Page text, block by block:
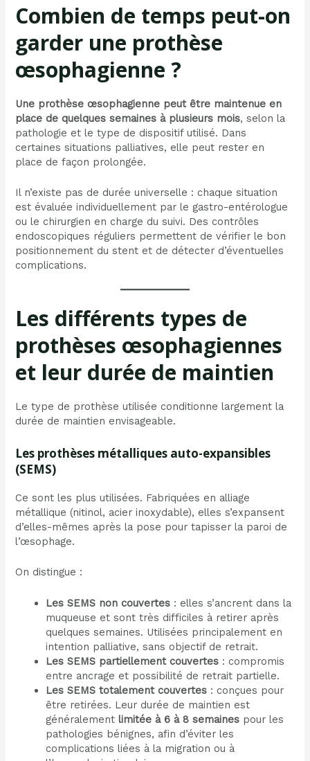
Combien de temps peut-on
garder une prothèse
œsophagienne ?
Une prothèse œsophagienne peut être maintenue en
place de quelques semaines à plusieurs mois, selon la
pathologie et le type de dispositif utilisé. Dans
certaines situations palliatives, elle peut rester en
place de façon prolongée.
Il n’existe pas de durée universelle : chaque situation
est évaluée individuellement par le gastro-entérologue
ou le chirurgien en charge du suivi. Des contrôles
endoscopiques réguliers permettent de vérifier le bon
positionnement du stent et de détecter d’éventuelles
complications.
Les différents types de
prothèses œsophagiennes
et leur durée de maintien
Le type de prothèse utilisée conditionne largement la
durée de maintien envisageable.
Les prothèses métalliques auto-expansibles
(SEMS)
Ce sont les plus utilisées. Fabriquées en alliage
métallique (nitinol, acier inoxydable), elles s’expansent
d’elles-mêmes après la pose pour tapisser la paroi de
l’œsophage.
On distingue :
Les SEMS non couvertes : elles s’ancrent dans la
muqueuse et sont très difficiles à retirer après
quelques semaines. Utilisées principalement en
intention palliative, sans objectif de retrait.
Les SEMS partiellement couvertes : compromis
entre ancrage et possibilité de retrait partielle.
Les SEMS totalement couvertes : conçues pour
être retirées. Leur durée de maintien est
généralement limitée à 6 à 8 semaines pour les
pathologies bénignes, afin d’éviter les
complications liées à la migration ou à